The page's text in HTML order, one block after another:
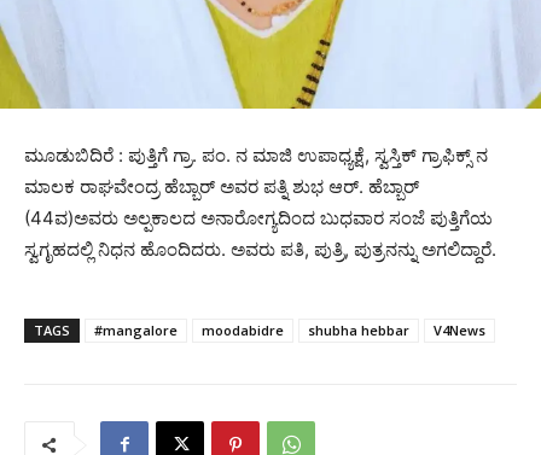
ಮೂಡುಬಿದಿರೆ : ಪುತ್ತಿಗೆ ಗ್ರಾ. ಪಂ. ನ ಮಾಜಿ ಉಪಾಧ್ಯಕ್ಷೆ, ಸ್ವಸ್ತಿಕ್ ಗ್ರಾಫಿಕ್ಸ್ ನ
ಮಾಲಕ ರಾಘವೇಂದ್ರ ಹೆಬ್ಬಾರ್ ಅವರ ಪತ್ನಿ ಶುಭ ಆರ್. ಹೆಬ್ಬಾರ್
(44ವ)ಅವರು ಅಲ್ಪಕಾಲದ ಅನಾರೋಗ್ಯದಿಂದ ಬುಧವಾರ ಸಂಜೆ ಪುತ್ತಿಗೆಯ
ಸ್ವಗೃಹದಲ್ಲಿ ನಿಧನ ಹೊಂದಿದರು. ಅವರು ಪತಿ, ಪುತ್ರಿ, ಪುತ್ರನನ್ನು ಅಗಲಿದ್ದಾರೆ.
TAGS #mangalore moodabidre shubha hebbar V4News